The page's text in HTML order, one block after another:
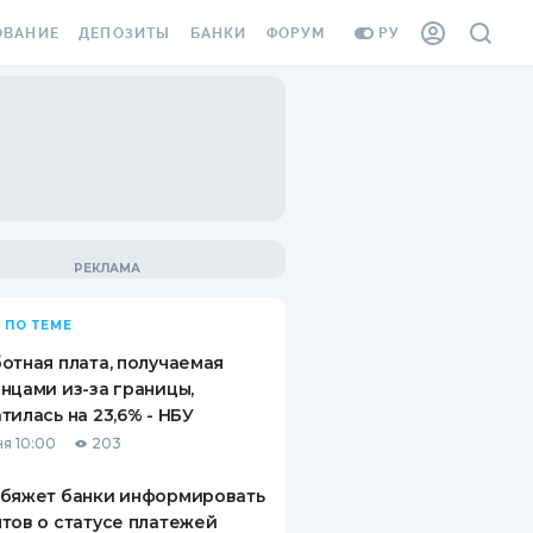
РУ
ВИНЬЕТКА
СОТРУДНИКОВ
ОТ
СЛУЧАЕВ
ДЕПОЗИТЫ
ВОПРОСЫ И ОТВЕТЫ
ПУТЕВОДИТЕЛИ ПО
СБЕРЕЖЕНИЯМ
БАНКИ ФОРУМ
ПО ТЕМЕ
плата, получаемая
из-за границы,
на 23,6% - НБУ
10:00 203
банки информировать
о статусе платежей